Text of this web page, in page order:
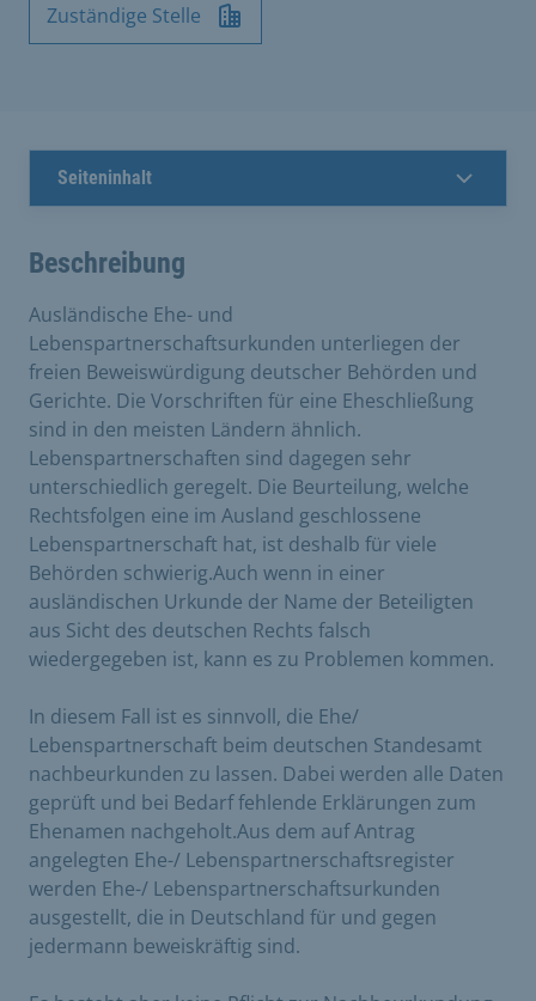
Zuständige Stelle
Seiteninhalt
Beschreibung
Ausländische Ehe- und
Lebenspartnerschaftsurkunden unterliegen der
freien Beweiswürdigung deutscher Behörden und
Gerichte. Die Vorschriften für eine Eheschließung
sind in den meisten Ländern ähnlich.
Lebenspartnerschaften sind dagegen sehr
unterschiedlich geregelt. Die Beurteilung, welche
Rechtsfolgen eine im Ausland geschlossene
Lebenspartnerschaft hat, ist deshalb für viele
Behörden schwierig.Auch wenn in einer
ausländischen Urkunde der Name der Beteiligten
aus Sicht des deutschen Rechts falsch
wiedergegeben ist, kann es zu Problemen kommen.
In diesem Fall ist es sinnvoll, die Ehe/
Lebenspartnerschaft beim deutschen Standesamt
nachbeurkunden zu lassen. Dabei werden alle Daten
geprüft und bei Bedarf fehlende Erklärungen zum
Ehenamen nachgeholt.Aus dem auf Antrag
angelegten Ehe-/ Lebenspartnerschaftsregister
werden Ehe-/ Lebenspartnerschaftsurkunden
ausgestellt, die in Deutschland für und gegen
jedermann beweiskräftig sind.